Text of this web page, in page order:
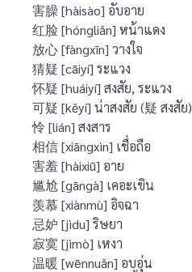
害臊 [hàisào] อับอาย
红脸 [hóngliǎn] หน้าแดง
放心 [fàngxīn] วางใจ
猜疑 [cāiyí] ระแวง
怀疑 [huáiyí] สงสัย, ระแวง
可疑 [kěyí] น่าสงสัย (疑 สงสัย)
怜 [lián] สงสาร
相信 [xiāngxìn] เชื่อถือ
害羞 [hàixiū] อาย
尴尬 [gāngà] เคอะเขิน
羡慕 [xiànmù] อิจฉา
忌妒 [jìdu] ริษยา
寂寞 [jìmò] เหงา
温暖 [wēnnuǎn] อบอุ่น